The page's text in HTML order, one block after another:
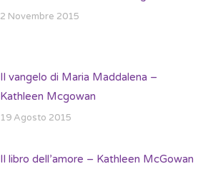
2 Novembre 2015
Il vangelo di Maria Maddalena –
Kathleen Mcgowan
19 Agosto 2015
Il libro dell’amore – Kathleen McGowan